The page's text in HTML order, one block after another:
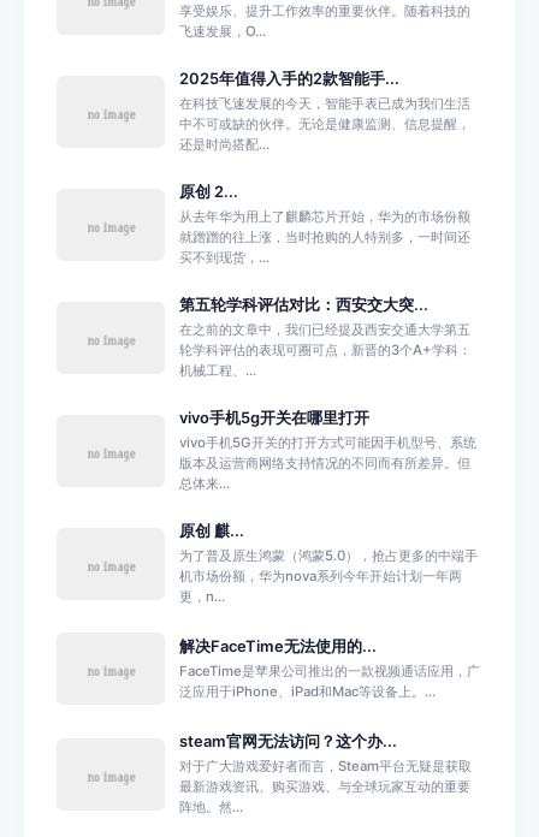
享受娱乐、提升工作效率的重要伙伴。随着科技的
飞速发展，O...
2025年值得入手的2款智能手...
在科技飞速发展的今天，智能手表已成为我们生活
中不可或缺的伙伴。无论是健康监测、信息提醒，
还是时尚搭配...
原创 2...
从去年华为用上了麒麟芯片开始，华为的市场份额
就蹭蹭的往上涨，当时抢购的人特别多，一时间还
买不到现货，...
第五轮学科评估对比：西安交大突...
在之前的文章中，我们已经提及西安交通大学第五
轮学科评估的表现可圈可点，新晋的3个A+学科：
机械工程、...
vivo手机5g开关在哪里打开
vivo手机5G开关的打开方式可能因手机型号、系统
版本及运营商网络支持情况的不同而有所差异。但
总体来...
原创 麒...
为了普及原生鸿蒙（鸿蒙5.0），抢占更多的中端手
机市场份额，华为nova系列今年开始计划一年两
更，n...
解决FaceTime无法使用的...
FaceTime是苹果公司推出的一款视频通话应用，广
泛应用于iPhone、iPad和Mac等设备上。...
steam官网无法访问？这个办...
对于广大游戏爱好者而言，Steam平台无疑是获取
最新游戏资讯、购买游戏、与全球玩家互动的重要
阵地。然...